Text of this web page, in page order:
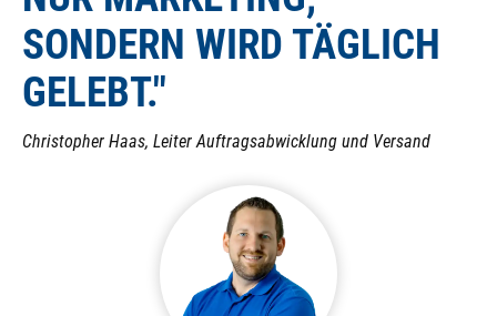
SONDERN WIRD TÄGLICH
GELEBT."
Christopher Haas, Leiter Auftragsabwicklung und Versand